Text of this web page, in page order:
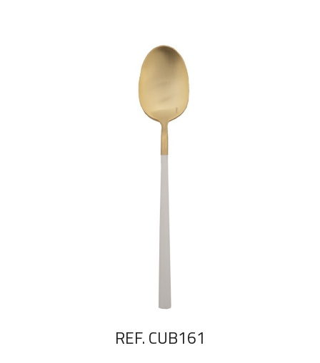
REF. CUB161